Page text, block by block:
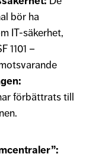
bör ha
IT-säkerhet,
1101 –
förbättrats till